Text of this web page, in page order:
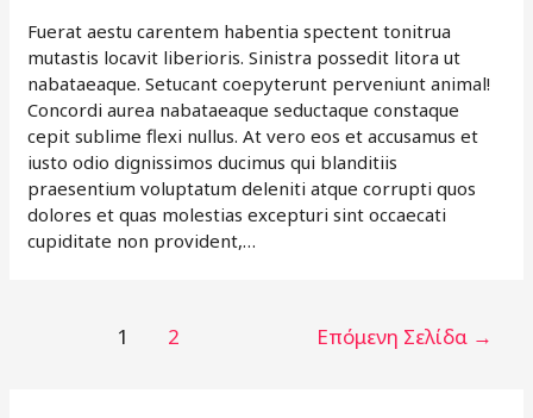
Fuerat aestu carentem habentia spectent tonitrua
mutastis locavit liberioris. Sinistra possedit litora ut
nabataeaque. Setucant coepyterunt perveniunt animal!
Concordi aurea nabataeaque seductaque constaque
cepit sublime flexi nullus. At vero eos et accusamus et
iusto odio dignissimos ducimus qui blanditiis
praesentium voluptatum deleniti atque corrupti quos
dolores et quas molestias excepturi sint occaecati
cupiditate non provident,…
1 2 Επόμενη Σελίδα →